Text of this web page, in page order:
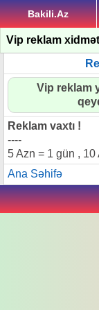
Bakili.Az
Vip reklam
Vip reklam
Reklam vaxtı !
----
5 Azn = 1 gün ,
Ana Səhifə